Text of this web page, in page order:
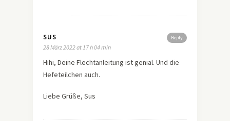
Reply
SUS
28 März 2022 at 17 h 04 min
Hihi, Deine Flechtanleitung ist genial. Und die
Hefeteilchen auch.
Liebe Grüße, Sus